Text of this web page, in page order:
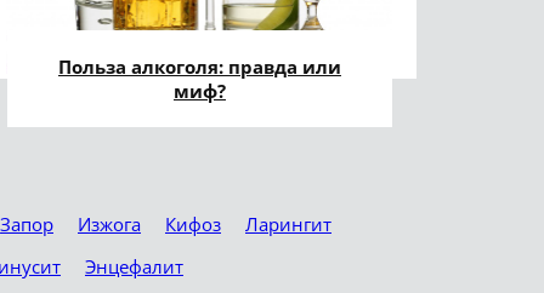
Польза алкоголя: правда или
миф?
Запор Изжога Кифоз
Ларингит
Энцефалит